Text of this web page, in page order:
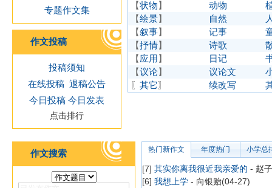
专题作文集
作文投稿
投稿须知
在线投稿 退稿公告
今日投稿 今日发表
点击排行
【状物】 动物
【绘景】 自然
【叙事】 记事
【抒情】 诗歌
【应用】 日记
【议论】 议论文
〖 其它〗 续改写
作文搜索 热门新作文 年度热门 小学总
[7] 其实你离我很近我亲爱的 - 赵
[6] 我想上学 - 向银贻(04-27)